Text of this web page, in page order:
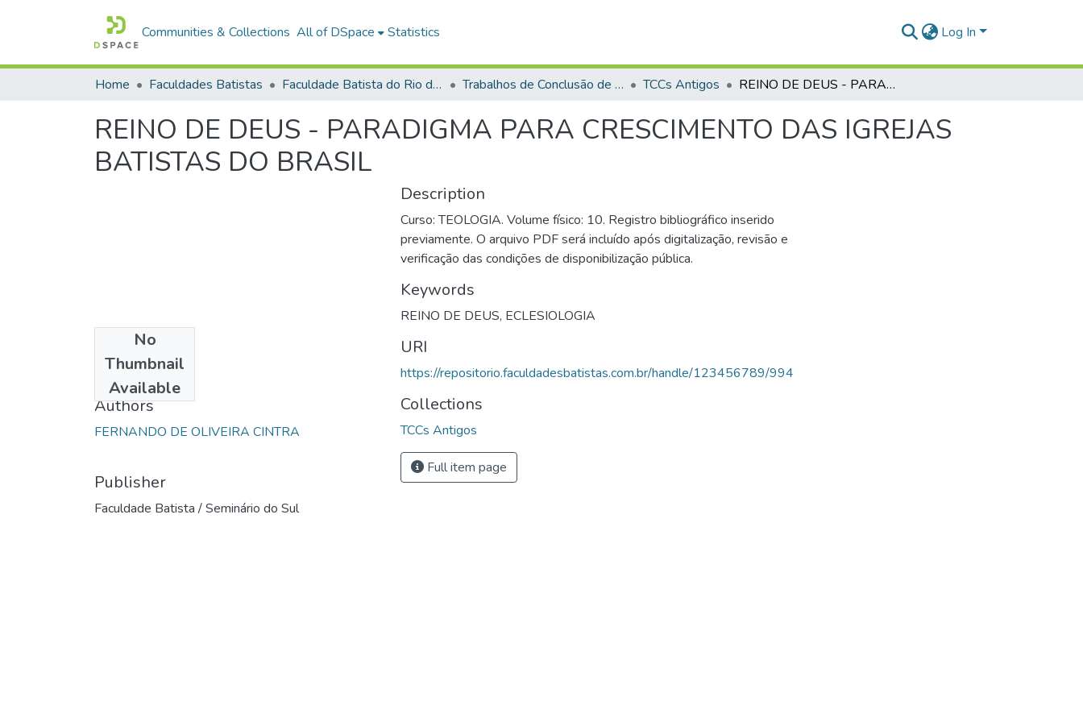
Communities & Collections All of DSpace Statistics Log In
Home Faculdades Batistas Faculdade Batista do Rio de Janeiro (FABAT-RJ) Trabalhos de Conclusão de Curso (TCC) TCCs Antigos REINO DE DEUS - PARADIGMA PARA CRESCIMENTO DAS IGREJAS BATISTAS DO BRASIL
REINO DE DEUS - PARADIGMA PARA CRESCIMENTO DAS IGREJAS
BATISTAS DO BRASIL
No
Thumbnail
Available
1986
Authors
FERNANDO DE OLIVEIRA CINTRA
Publisher
Faculdade Batista / Seminário do Sul
Description
Curso: TEOLOGIA. Volume físico: 10. Registro bibliográfico inserido
previamente. O arquivo PDF será incluído após digitalização, revisão e
verificação das condições de disponibilização pública.
Keywords
REINO DE DEUS, ECLESIOLOGIA
URI
https://repositorio.faculdadesbatistas.com.br/handle/123456789/994
Collections
TCCs Antigos
Full item page